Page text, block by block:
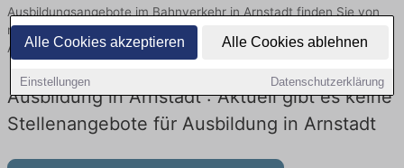
Alle Cookies akzeptieren Alle Cookies ablehnen
Einstellungen Datenschutzerklärung
Ausbildungsangebote im Bahnverkehr in Arnstadt finden Sie von
namhaften Firmen. Entdecken Sie freie Optionen von Top-
Arbeitgebern und bewerben Sie sich noch heute.
Ausbildung in Arnstadt : Aktuell gibt es keine
Stellenangebote für Ausbildung in Arnstadt